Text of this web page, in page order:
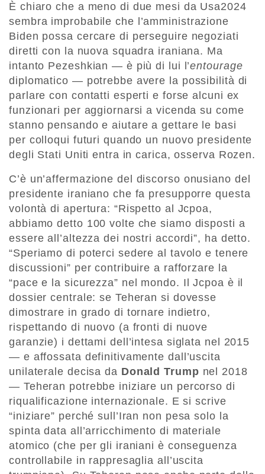
È chiaro che a meno di due mesi da Usa2024
sembra improbabile che l’amministrazione
Biden possa cercare di perseguire negoziati
diretti con la nuova squadra iraniana. Ma
intanto Pezeshkian — è più di lui l’entourage
diplomatico — potrebbe avere la possibilità di
parlare con contatti esperti e forse alcuni ex
funzionari per aggiornarsi a vicenda su come
stanno pensando e aiutare a gettare le basi
per colloqui futuri quando un nuovo presidente
degli Stati Uniti entra in carica, osserva Rozen.
C’è un’affermazione del discorso onusiano del
presidente iraniano che fa presupporre questa
volontà di apertura: “Rispetto al Jcpoa,
abbiamo detto 100 volte che siamo disposti a
essere all’altezza dei nostri accordi”, ha detto.
“Speriamo di poterci sedere al tavolo e tenere
discussioni” per contribuire a rafforzare la
“pace e la sicurezza” nel mondo. Il Jcpoa è il
dossier centrale: se Teheran si dovesse
dimostrare in grado di tornare indietro,
rispettando di nuovo (a fronti di nuove
garanzie) i dettami dell’intesa siglata nel 2015
— e affossata definitivamente dall’uscita
unilaterale decisa da Donald Trump nel 2018
— Teheran potrebbe iniziare un percorso di
riqualificazione internazionale. E si scrive
“iniziare” perché sull’Iran non pesa solo la
spinta data all’arricchimento di materiale
atomico (che per gli iraniani è conseguenza
controllabile in rappresaglia all’uscita